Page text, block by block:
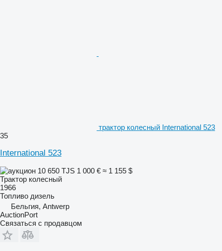
трактор колесный International 523
35
International 523
10 650 TJS 1 000 € ≈ 1 155 $
Трактор колесный
1966
Топливо дизель
Бельгия, Antwerp
AuctionPort
Связаться с продавцом